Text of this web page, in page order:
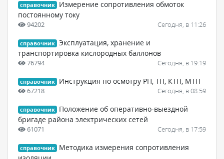
справочник
Измерение сопротивления обмоток
постоянному току
94202 Сегодня, в 11:26
справочник Эксплуатация, хранение и
транспортировка кислородных баллонов
76794 Сегодня, в 19:19
справочник Инструкция по осмотру РП, ТП, КТП, МТП
67218 Сегодня, в 08:59
справочник
Положение об оперативно-выездной
бригаде района электрических сетей
61071 Сегодня, в 17:59
справочник
Методика измерения сопротивления